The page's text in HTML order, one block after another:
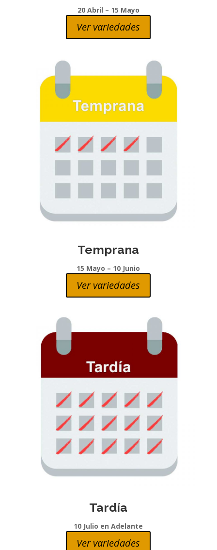
20 Abril – 15 Mayo
Ver variedades
Temprana
15 Mayo – 10 Junio
Ver variedades
Tardía
10 Julio en Adelante
Ver variedades